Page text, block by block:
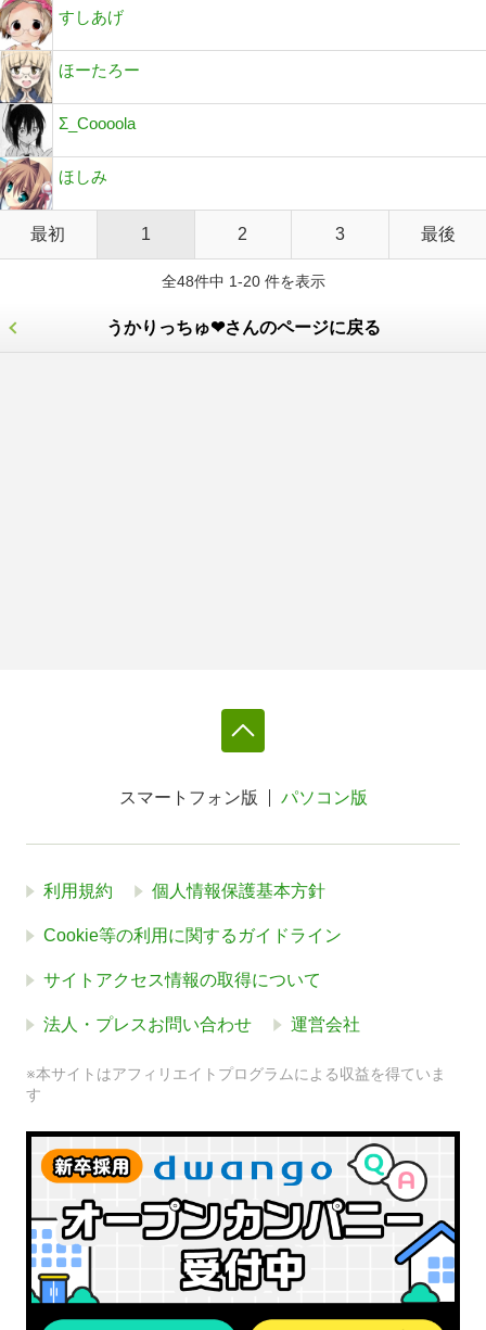
すしあげ
ほーたろー
Σ_Coooola
ほしみ
最初 1 2 3 最後
全48件中 1-20 件を表示
うかりっちゅ❤さんのページに戻る
スマートフォン版 パソコン版
利用規約 個人情報保護基本方針
Cookie等の利用に関するガイドライン
サイトアクセス情報の取得について
法人・プレスお問い合わせ 運営会社
※本サイトはアフィリエイトプログラムによる収益を得ていま
す